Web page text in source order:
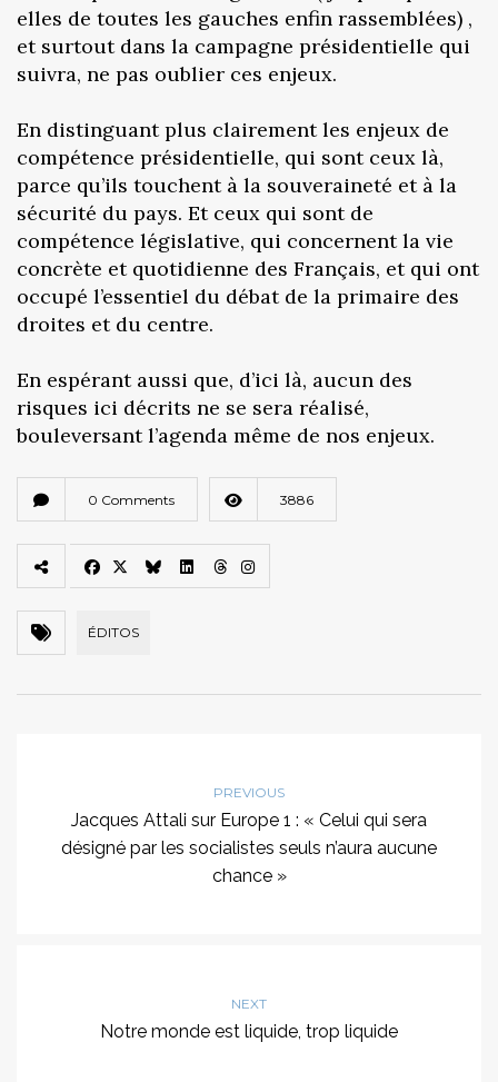
elles de toutes les gauches enfin rassemblées) ,
et surtout dans la campagne présidentielle qui
suivra, ne pas oublier ces enjeux.
En distinguant plus clairement les enjeux de
compétence présidentielle, qui sont ceux là,
parce qu’ils touchent à la souveraineté et à la
sécurité du pays. Et ceux qui sont de
compétence législative, qui concernent la vie
concrète et quotidienne des Français, et qui ont
occupé l’essentiel du débat de la primaire des
droites et du centre.
En espérant aussi que, d’ici là, aucun des
risques ici décrits ne se sera réalisé,
bouleversant l’agenda même de nos enjeux.
0 Comments 3886
ÉDITOS
PREVIOUS
Jacques Attali sur Europe 1 : « Celui qui sera
désigné par les socialistes seuls n’aura aucune
chance »
NEXT
Notre monde est liquide, trop liquide